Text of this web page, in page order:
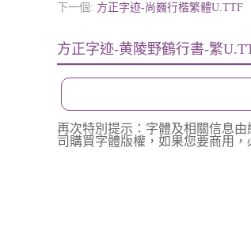
下一個: 方正字迹-尚巍行楷繁體U.TTF
方正字迹-黄陵野鶴行書-繁
再次特別提示：字體及相關信息
司購買字體版權，如果您要商用